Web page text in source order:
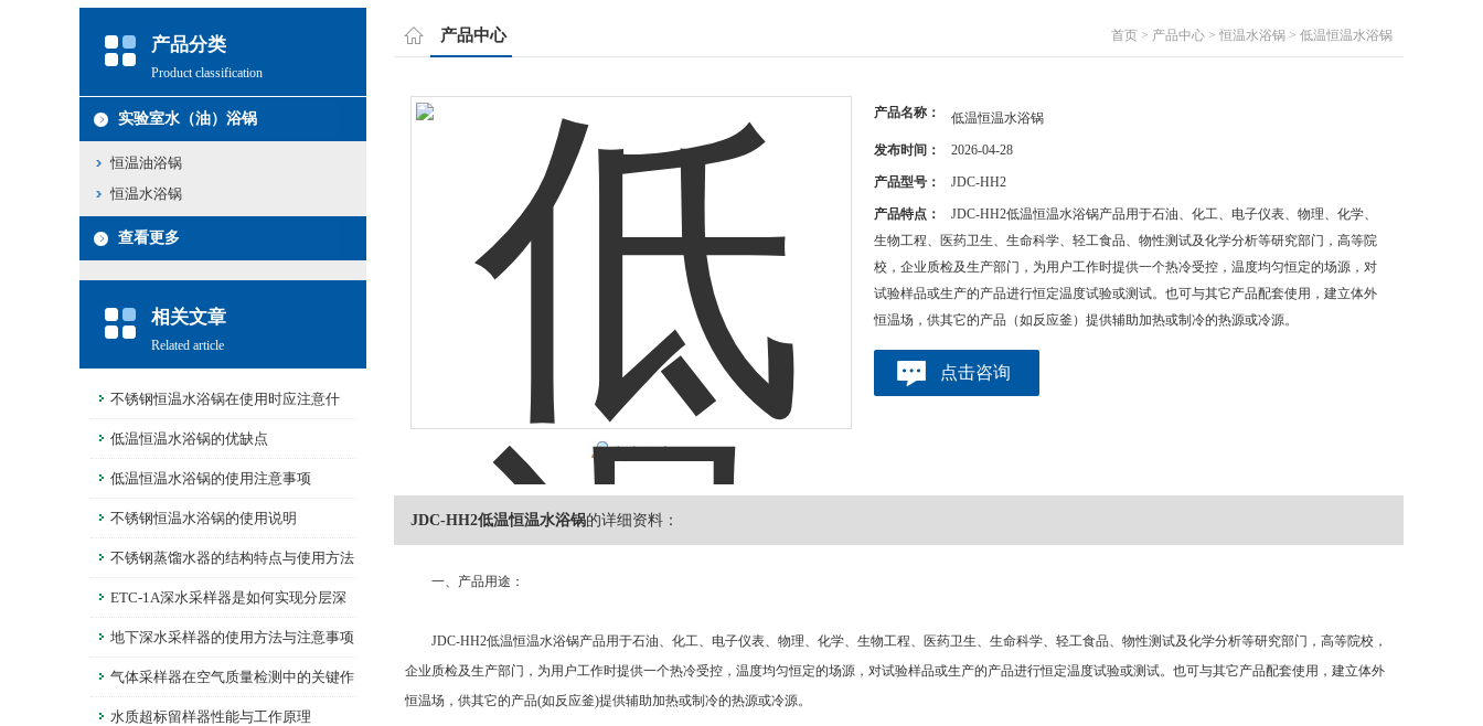
产品分类
Product classification
实验室水（油）浴锅
恒温油浴锅
恒温水浴锅
查看更多
相关文章
Related article
不锈钢恒温水浴锅在使用时应注意什
么？低温恒温水浴锅的优缺点
低温恒温水浴锅的使用注意事项
不锈钢恒温水浴锅的使用说明
不锈钢蒸馏水器的结构特点与使用方法
是怎样的？
ETC-1A深水采样器是如何实现分层深
水采样的
地下深水采样器的使用方法与注意事项
气体采样器在空气质量检测中的关键作
用 水质超标留样器性能与工作原理
产品中心 首页 > 产品中心 > 恒温水浴锅 > 低温恒温水浴锅
产品名称： 低温恒温水浴锅
发布时间： 2026-04-28
产品型号： JDC-HH2
产品特点：
JDC-HH2低温恒温水浴锅产品用于石油、化工、电子仪表、物理、化学、
生物工程、医药卫生、生命科学、轻工食品、物性测试及化学分析等研究部门，高等院
校，企业质检及生产部门，为用户工作时提供一个热冷受控，温度均匀恒定的场源，对
试验样品或生产的产品进行恒定温度试验或测试。也可与其它产品配套使用，建立体外
恒温场，供其它的产品（如反应釜）提供辅助加热或制冷的热源或冷源。
点击咨询
JDC-HH2低温恒温水浴锅的详细资料：
一、产品用途：
JDC-HH2低温恒温水浴锅产品用于石油、化工、电子仪表、物理、化学、生物工程、医药卫生、生命科学、轻工食品、物性测试及化学分析等研究部门，高等院校，
企业质检及生产部门，为用户工作时提供一个热冷受控，温度均匀恒定的场源，对试验样品或生产的产品进行恒定温度试验或测试。也可与其它产品配套使用，建立体外
恒温场，供其它的产品(如反应釜)提供辅助加热或制冷的热源或冷源。